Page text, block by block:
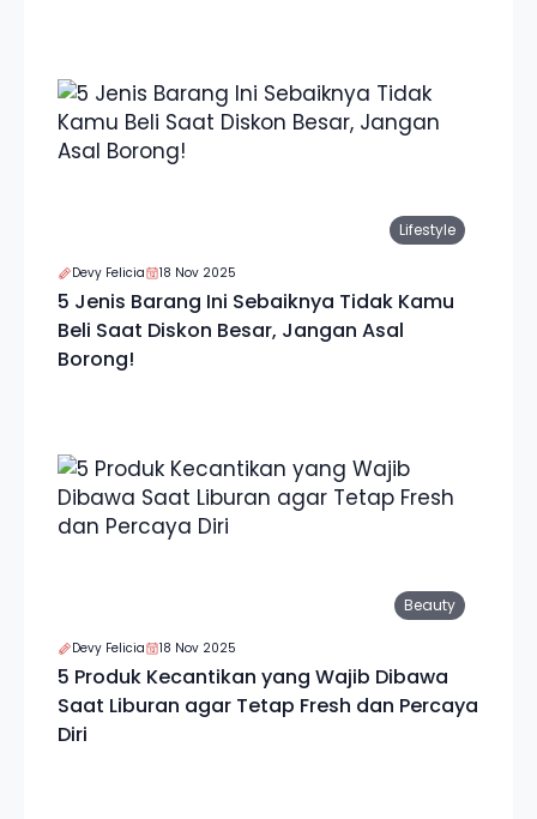
Lifestyle
Devy Felicia 18 Nov 2025
5 Jenis Barang Ini Sebaiknya Tidak Kamu
Beli Saat Diskon Besar, Jangan Asal
Borong!
Beauty
Devy Felicia 18 Nov 2025
5 Produk Kecantikan yang Wajib Dibawa
Saat Liburan agar Tetap Fresh dan Percaya
Diri